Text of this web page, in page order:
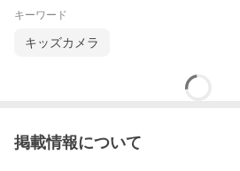
キーワード
キッズカメラ
掲載情報について